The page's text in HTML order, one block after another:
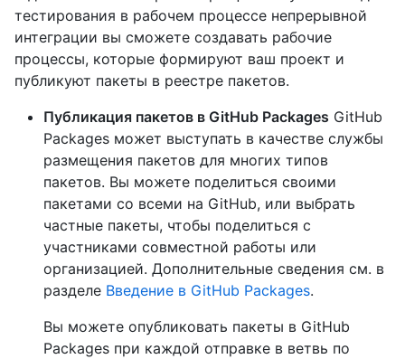
тестирования в рабочем процессе непрерывной
интеграции вы сможете создавать рабочие
процессы, которые формируют ваш проект и
публикуют пакеты в реестре пакетов.
Публикация пакетов в GitHub Packages GitHub
Packages может выступать в качестве службы
размещения пакетов для многих типов
пакетов. Вы можете поделиться своими
пакетами со всеми на GitHub, или выбрать
частные пакеты, чтобы поделиться с
участниками совместной работы или
организацией. Дополнительные сведения см. в
разделе Введение в GitHub Packages.
Вы можете опубликовать пакеты в GitHub
Packages при каждой отправке в ветвь по